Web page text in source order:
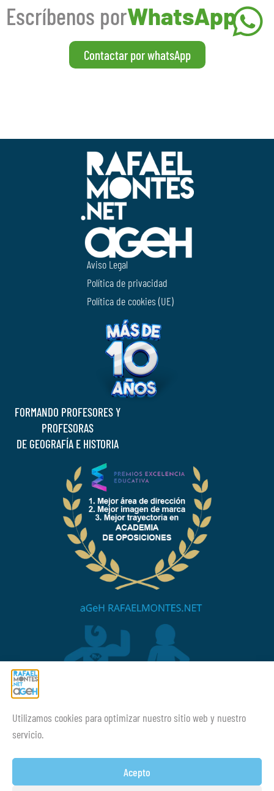
Utilizamos cookies para optimizar nuestro sitio web y nuestro
servicio.
Acepto
Escríbenos porWhatsApp
Contactar por whatsApp
Aviso Legal
Política de privacidad
Política de cookies (UE)
FORMANDO PROFESORES Y
PROFESORAS
DE GEOGRAFÍA E HISTORIA
¡¡Mucho ánimo siempre!